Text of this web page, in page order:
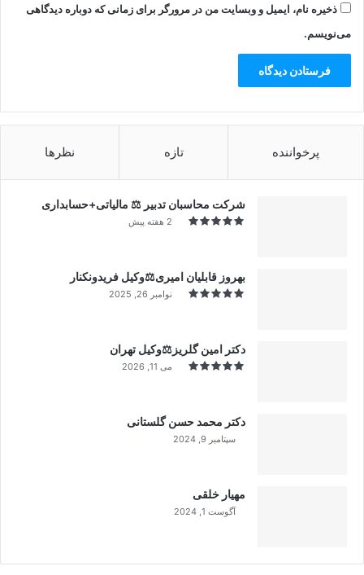
ذخیره نام، ایمیل و وبسایت من در مرورگر برای زمانی که دوباره دیدگاهی
می‌نویسم.
پرخواننده تازه نظرها
شرکت محاسبان تدبیر ⚖️ مالیاتی+حسابداری
2 هفته پیش
بهروز قابلیان امیری⚖️وکیل فریدونکنار
نوامبر 26, 2025
دکتر امین گلریز⚖️وکیل تهران
می 11, 2026
دکتر محمد حسن گلستانی
سپتامبر 9, 2024
مهیار خلقی
آگوست 1, 2024